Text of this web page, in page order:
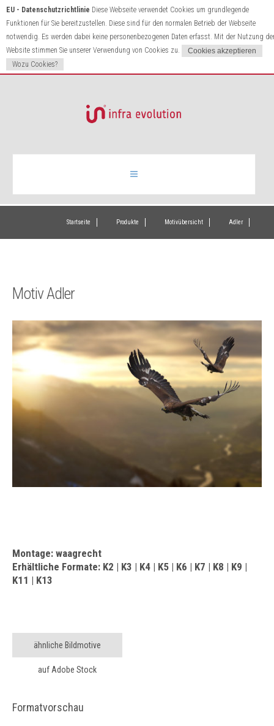
EU - Datenschutzrichtlinie Diese Webseite verwendet Cookies um grundlegende
Funktionen für Sie bereitzustellen. Diese sind für den normalen Betrieb der Webseite
notwendig. Es werden dabei keine personenbezogenen Daten erfasst. Mit der Nutzung
Website stimmen Sie unserer Verwendung von Cookies zu.
Wozu Cookies?
Infrarotheizung
Kontakt
Startseite Produkte Motivübersicht Adler
Motiv Adler
Montage: waagrecht
Erhältliche Formate: K2 | K3 | K4 | K5 | K6 | K7 | K8 | K9 |
K11 | K13
ähnliche Bildmotive
auf Adobe Stock
Formatvorschau